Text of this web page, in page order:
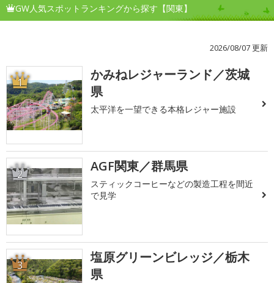
GW人気スポットランキングから探す【関東】
2026/08/07 更新
1
かみねレジャーランド／茨城
県
太平洋を一望できる本格レジャー施設
2 AGF関東／群馬県
スティックコーヒーなどの製造工程を間近
で見学
3
塩原グリーンビレッジ／栃木
県